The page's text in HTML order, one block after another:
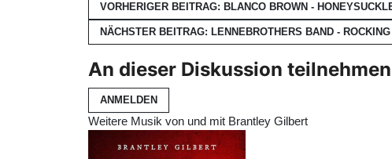
VORHERIGER BEITRAG: BLANCO BROWN -
NÄCHSTER BEITRAG: LENNEBROTHERS BAND -
An dieser Diskussion
ANMELDEN
Weitere Musik von und mit Brantley Gilbert